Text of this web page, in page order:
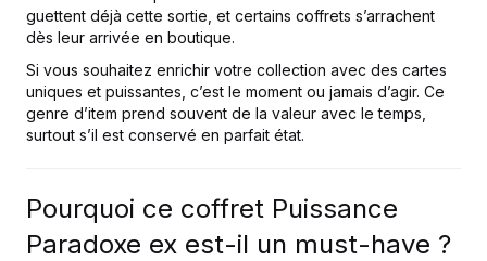
guettent déjà cette sortie, et certains coffrets s’arrachent
dès leur arrivée en boutique.
Si vous souhaitez enrichir votre collection avec des cartes
uniques et puissantes, c’est le moment ou jamais d’agir. Ce
genre d’item prend souvent de la valeur avec le temps,
surtout s’il est conservé en parfait état.
Pourquoi ce coffret Puissance
Paradoxe ex est-il un must-have ?